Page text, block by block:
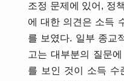
조정 문제에 있어, 정
에 대한 의견은 소득
를 보였다. 일부 종교
고는 대부분의 질문
를 보인 것이 소득 수